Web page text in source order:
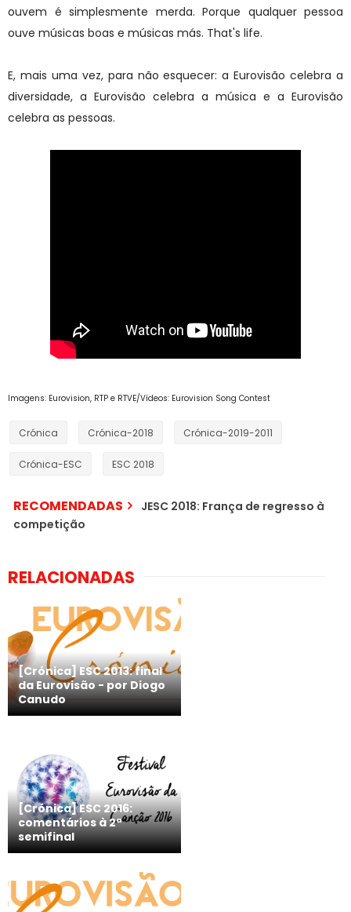
ouvem é simplesmente merda. Porque qualquer pessoa
ouve músicas boas e músicas más. That's life.
E, mais uma vez, para não esquecer: a Eurovisão celebra a
diversidade, a Eurovisão celebra a música e a Eurovisão
celebra as pessoas.
Imagens: Eurovision, RTP e RTVE/Vídeos: Eurovision Song Contest
Crónica Crónica-2018 Crónica-2019-2011
Crónica-ESC ESC 2018
RECOMENDADAS
JESC 2018: França de regresso à
competição
RELACIONADAS
[Crónica] ESC 2013: final
da Eurovisão - por Diogo
Canudo
[Crónica] ESC 2016:
comentários à 2ª
semifinal